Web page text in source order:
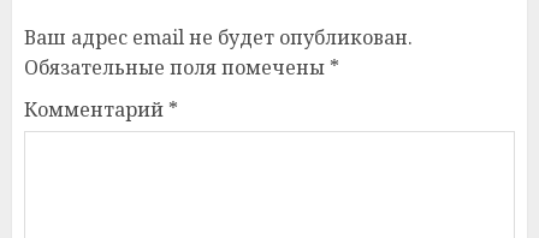
Ваш адрес email не будет опубликован.
Обязательные поля помечены *
Комментарий *